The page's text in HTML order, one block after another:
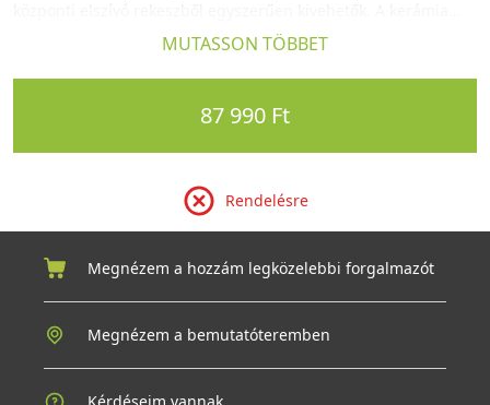
szűrők regenerálását 3 havonta kell elvégezni. A regenerálási
folyamat során a szűrőt el kell mosni (kézzel vagy
mosogatógépben), majd 180 °C-os sütőben kell szárítani.
MUTASSON TÖBBET
87 990 Ft
Rendelésre
Megnézem a hozzám legközelebbi forgalmazót
Megnézem a bemutatóteremben
Kérdéseim vannak